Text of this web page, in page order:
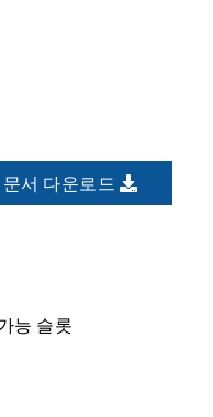
문서 다운로드
능 슬롯